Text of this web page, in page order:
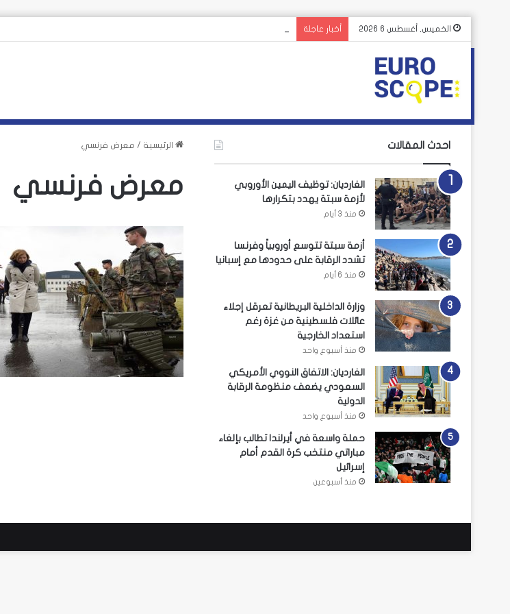
الخميس, أغسطس 6 2026 أخبار عاجلة
الرئيسية / معرض فرنسي
معرض فرنسي
احدث المقالات
الغارديان: توظيف اليمين الأوروبي
لأزمة سبتة يهدد بتكرارها
منذ 3 أيام
أزمة سبتة تتوسع أوروبياً وفرنسا
تشدد الرقابة على حدودها مع إسبانيا
منذ 6 أيام
وزارة الداخلية البريطانية تعرقل إجلاء
عائلات فلسطينية من غزة رغم
استعداد الخارجية
منذ أسبوع واحد
الغارديان: الاتفاق النووي الأمريكي
السعودي يضعف منظومة الرقابة
الدولية
منذ أسبوع واحد
حملة واسعة في أيرلندا تطالب بإلغاء
مباراتي منتخب كرة القدم أمام
إسرائيل
منذ أسبوعين